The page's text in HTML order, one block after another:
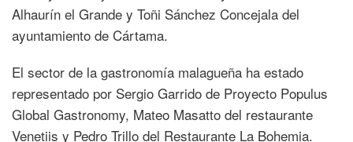
Alhaurín el Grande y Toñi Sánchez Concejala del
ayuntamiento de Cártama.
El sector de la gastronomía malagueña ha estado
representado por Sergio Garrido de Proyecto Populus
Global Gastronomy, Mateo Masatto del restaurante
Venetiis y Pedro Trillo del Restaurante La Bohemia.